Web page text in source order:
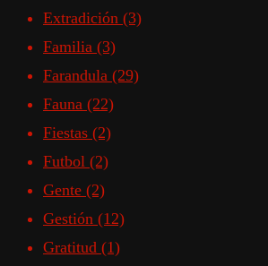
Extradición (3)
Familia (3)
Farandula (29)
Fauna (22)
Fiestas (2)
Futbol (2)
Gente (2)
Gestión (12)
Gratitud (1)